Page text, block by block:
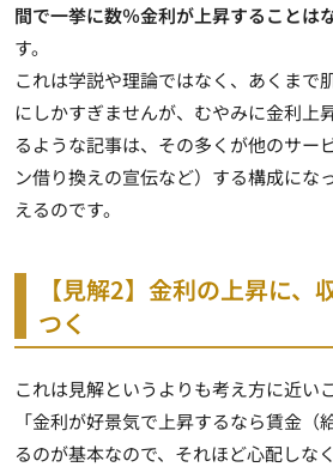
間で一挙に数％金利が上昇することは
す。
これは学説や理論ではなく、あくまで
にしかすぎませんが、むやみに金利上
るような記事は、その多くが他のサー
ン借り換えの宣伝など）する構成にな
えるのです。
【見解2】金利の上昇に、
つく
これは見解というよりも考え方に近い
「金利が好景気で上昇するなら賃金（
るのが基本なので、それほど心配しな